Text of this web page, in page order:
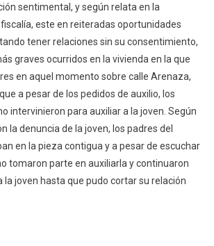
sentimental, y según relata en la
este en reiteradas oportunidades
tener relaciones sin su consentimiento,
graves ocurridos en la vivienda en la que
en aquel momento sobre calle Arenaza,
a pesar de los pedidos de auxilio, los
intervinieron para auxiliar a la joven. Según
la denuncia de la joven, los padres del
en la pieza contigua y a pesar de escuchar
tomaron parte en auxiliarla y continuaron
la joven hasta que pudo cortar su relación